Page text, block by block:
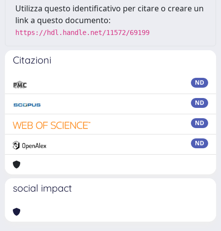
Utilizza questo identificativo per citare o creare un
link a questo documento:
https://hdl.handle.net/11572/69199
Citazioni
ND
ND
ND
ND
social impact